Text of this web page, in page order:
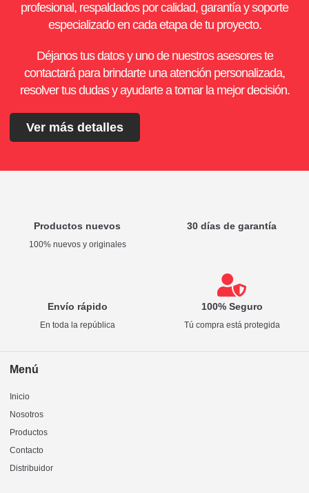
profesional, respaldados por calidad, garantía y soporte
especializado en cada etapa de tu proyecto.
Déjanos tus datos y uno de nuestros asesores te
contactará para brindarte una atención personalizada,
resolver tus dudas y ayudarte a tomar la mejor decisión.
Ver más detalles
Productos nuevos
100% nuevos y originales
30 días de garantía
Envío rápido
En toda la república
100% Seguro
Tú compra está protegida
Menú
Inicio
Nosotros
Productos
Contacto
Distribuidor